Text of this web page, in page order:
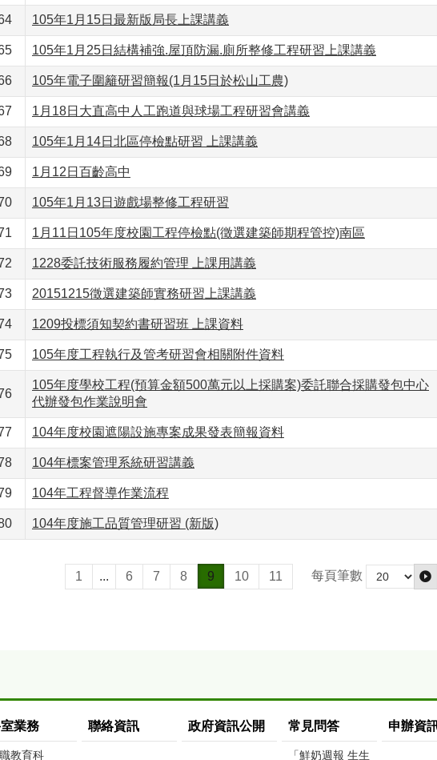
105年1月15日最新版局長上課講義
105年1月25日結構補強.屋頂防漏.廁所整修工程研習上課講義
105年電子圍籬研習簡報(1月15日於松山工農)
1月18日大直高中人工跑道與球場工程研習會講義
105年1月14日北區停檢點研習 上課講義
1月12日百齡高中
105年1月13日遊戲場整修工程研習
1月11日105年度校園工程停檢點(徵選建築師期程管控)南區
1228委託技術服務履約管理 上課用講義
20151215徵選建築師實務研習上課講義
1209投標須知契約書研習班 上課資料
105年度工程執行及管考研習會相關附件資料
105年度學校工程(預算金額500萬元以上採購案)委託聯合採購發包中心
代辦發包作業說明會
104年度校園遮陽設施專案成果發表簡報資料
104年標案管理系統研習講義
104年工程督導作業流程
104年度施工品質管理研習 (新版)
1 ... 6 7 8 9 10 11 每頁筆數
業務
教育科
聯絡資訊 政府資訊公開 常見問答
「鮮奶週報 生生
申辦資